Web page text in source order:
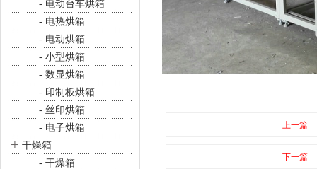
- 电动台车烘箱
- 电热烘箱
- 电动烘箱
- 小型烘箱
- 数显烘箱
- 印制板烘箱
- 丝印烘箱
- 电子烘箱
+ 干燥箱
- 干燥箱
上一篇
下一篇